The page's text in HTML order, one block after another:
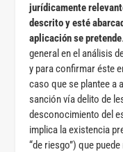
jurídicamente
descrito y esté
aplicación se pretende
general en el análisis
y para confirmar éste
caso que se plantee a
sanción vía delito de
desconocimiento del
implica la existencia
“de riesgo”) que